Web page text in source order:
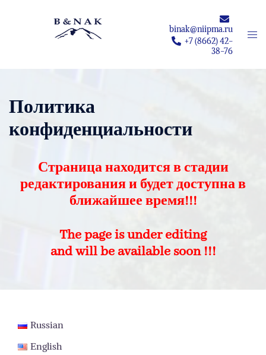
содержимому
binak@niipma.ru
+7 (8662) 42-
38-76
Политика
конфиденциальности
Страница находится в стадии
редактирования и будет доступна в
ближайшее время!!!
The page is under editing
and will be available soon !!!
Russian
English